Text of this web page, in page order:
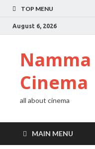
TOP MENU
August 6, 2026
Cinema
all about cinema
MAIN MENU